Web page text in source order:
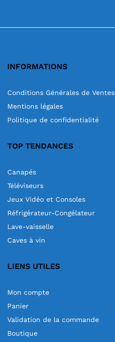
INFORMATIONS
Conditions Générales de Ventes
Mentions légales
Politique de confidentialité
TOP TENDANCES
Canapés
Téléviseurs
Jeux Vidéo et Consoles
Réfrigérateur-Congélateur
Lave-vaisselle
Caves à vin
LIENS UTILES
Mon compte
Panier
Validation de la commande
Boutique